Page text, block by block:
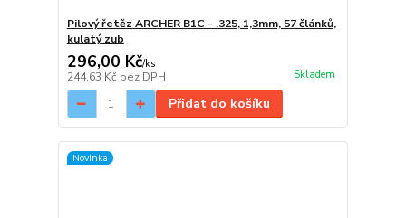
Pilový řetěz ARCHER B1C - .325, 1,3mm, 57 článků,
kulatý zub
296,00 Kč/ks
244,63 Kč bez DPH Skladem
Přidat do košíku
Novinka